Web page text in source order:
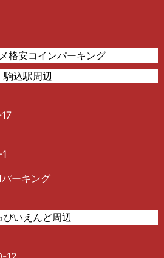
格安コインパーキング
駒込駅周辺
ーキング
ぴいえんど周辺